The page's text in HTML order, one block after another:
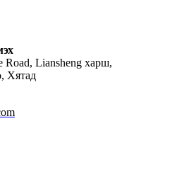
Road, Liansheng харш,
Хятад